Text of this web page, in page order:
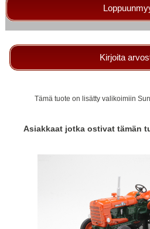
Kirjoita
Tämä tuote on lisätty valikoimiin
Asiakkaat jotka ostivat tämän